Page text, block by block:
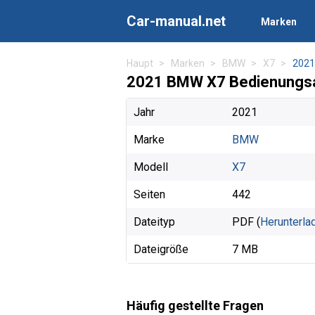
Car-manual.net Marken
Haupt Marken BMW X7 2021
2021 BMW X7
Jahr 2021
Marke BMW
Modell X7
Seiten 442
Dateityp PDF (
Dateigröße 7 MB
Häufig gestellte Fragen